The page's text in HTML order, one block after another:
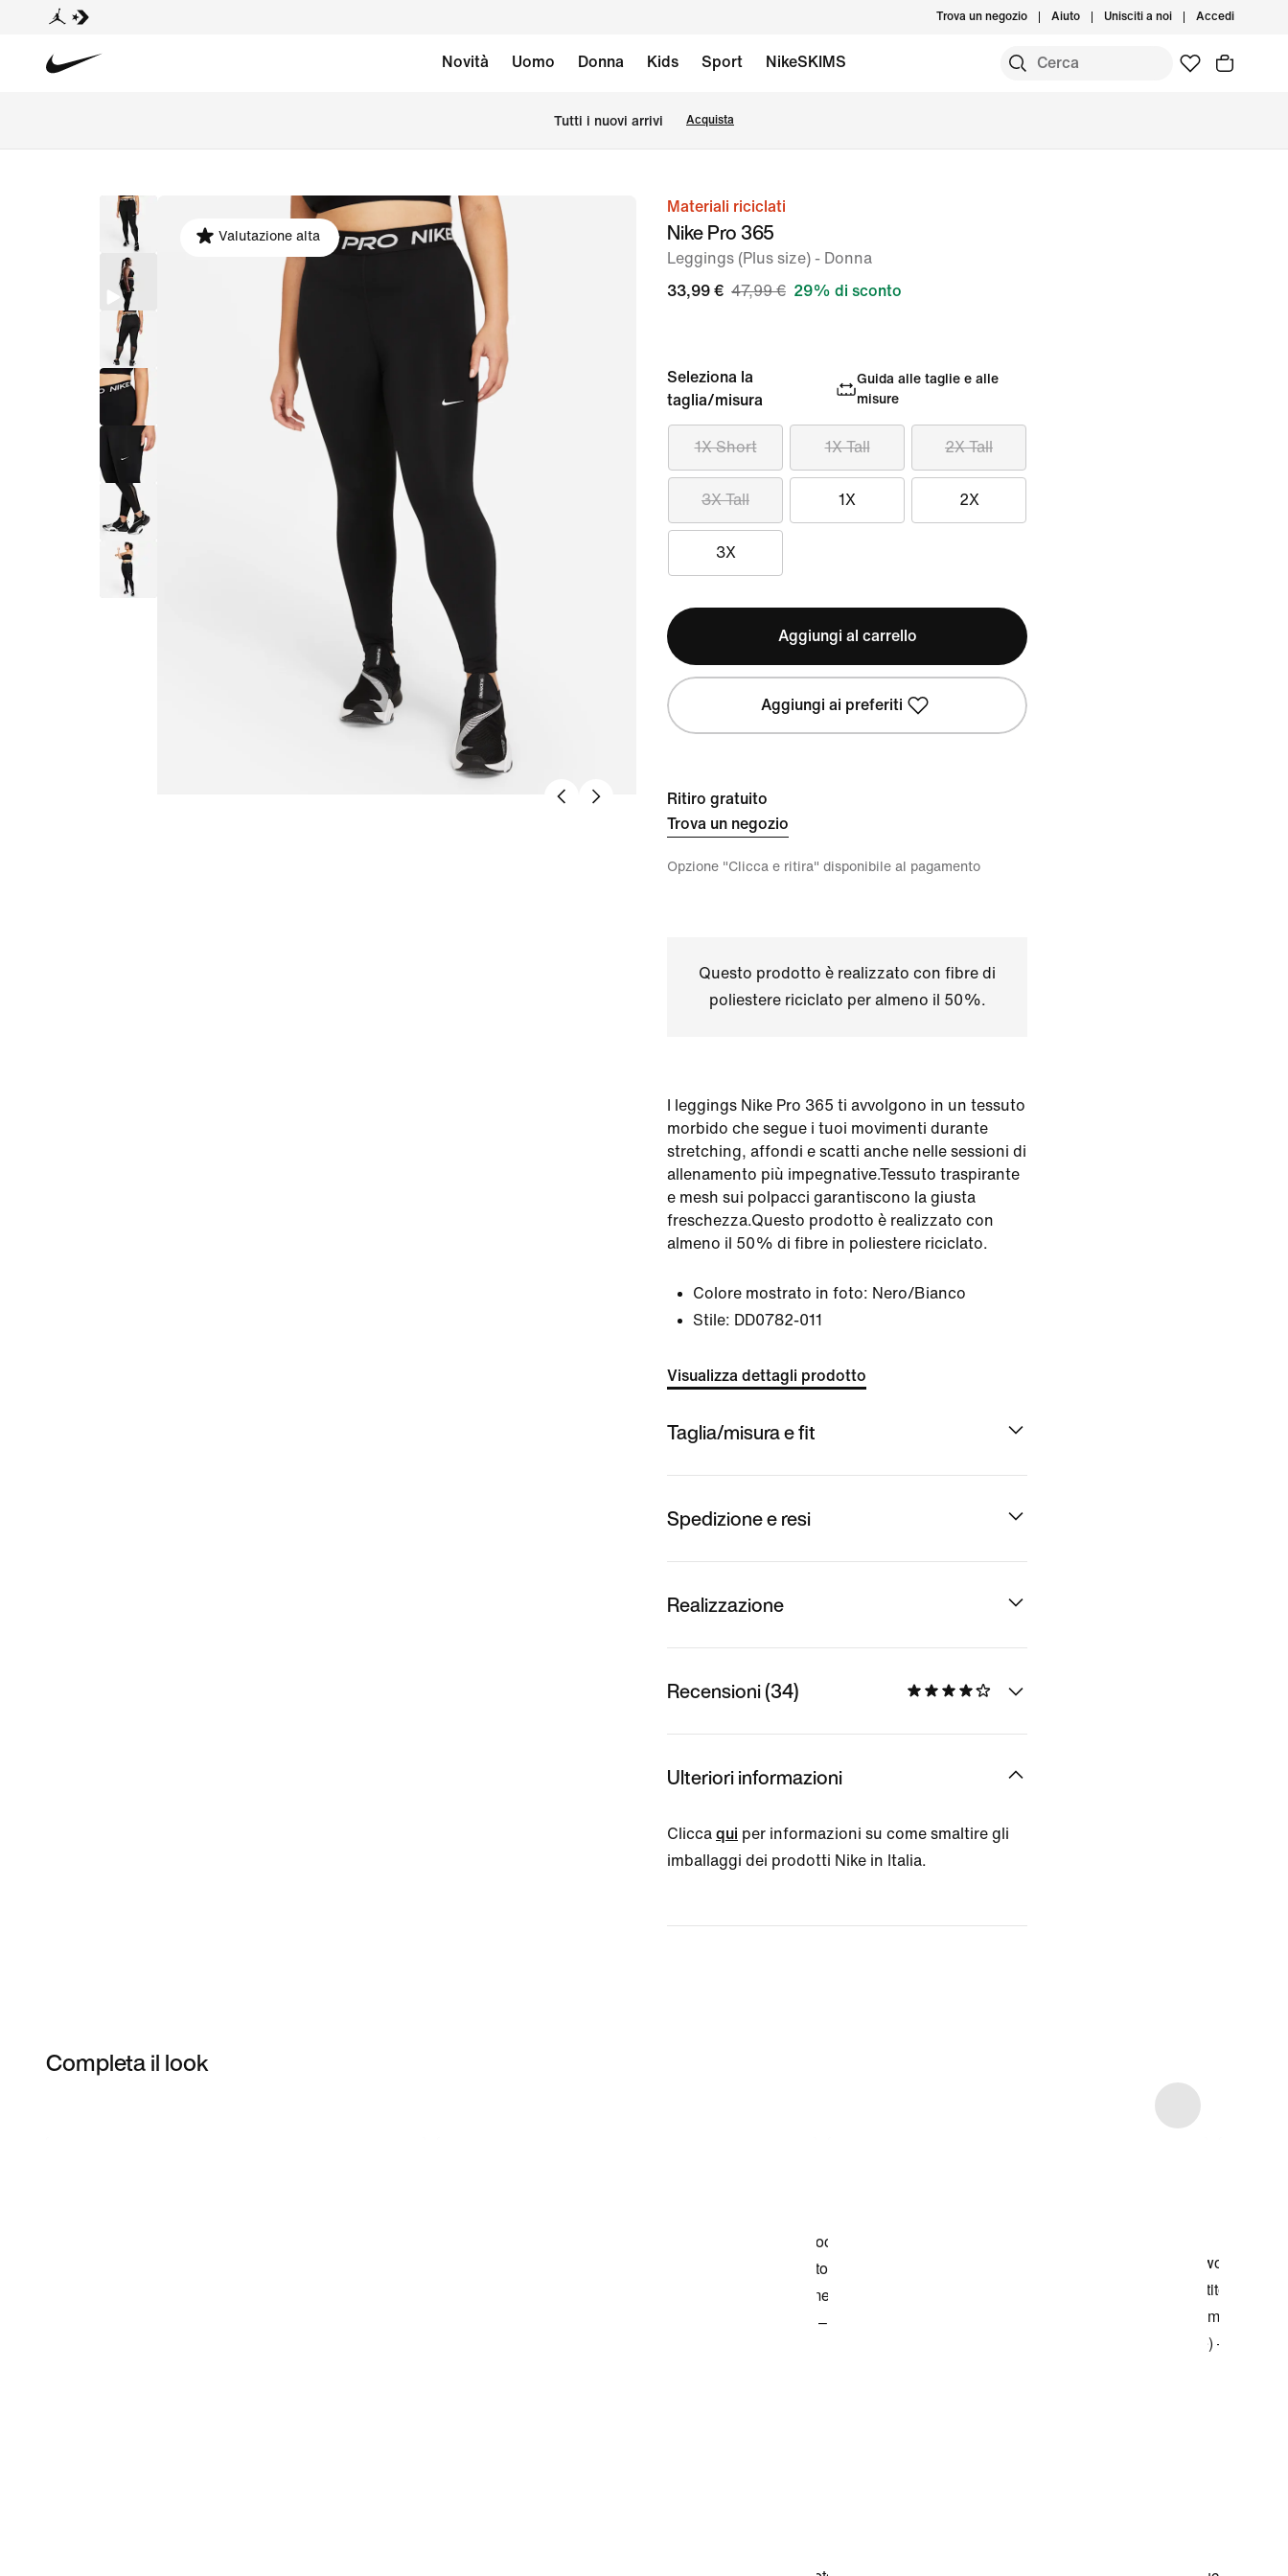
Trova un negozio Aiuto Unisciti a noi Accedi
Novità Uomo Donna Kids Sport NikeSKIMS
Tutti i nuovi arrivi Acquista
immagine
Valutazione alta
Materiali riciclati
Nike Pro 365
Leggings (Plus size) - Donna
33,99 € 47,99 € 29% di sconto
Seleziona la
taglia/misura
Guida alle taglie e alle
misure
1X Short 1X Tall 2X Tall
3X Tall 1X 2X
3X
Aggiungi al carrello
Aggiungi ai preferiti
Ritiro gratuito
Trova un negozio
Opzione "Clicca e ritira" disponibile al pagamento
Questo prodotto è realizzato con fibre di
poliestere riciclato per almeno il 50%.
I leggings Nike Pro 365 ti avvolgono in un tessuto
morbido che segue i tuoi movimenti durante
stretching, affondi e scatti anche nelle sessioni di
allenamento più impegnative.Tessuto traspirante
e mesh sui polpacci garantiscono la giusta
freschezza.Questo prodotto è realizzato con
almeno il 50% di fibre in poliestere riciclato.
Colore mostrato in foto: Nero/Bianco
Stile: DD0782-011
Visualizza dettagli prodotto
Taglia/misura e fit
Spedizione e resi
Realizzazione
Recensioni (34)
Ulteriori informazioni
Clicca qui per informazioni su come smaltire gli
imballaggi dei prodotti Nike in Italia.
Completa il look